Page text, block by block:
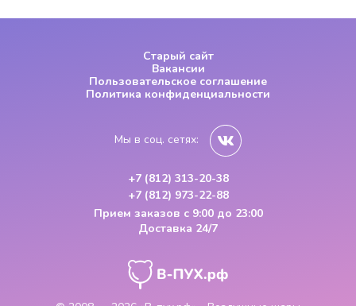
Старый сайт
Вакансии
Пользовательское соглашение
Политика конфиденциальности
Мы в соц. сетях:
+7 (812) 313-20-38
+7 (812) 973-22-88
Прием заказов с 9:00 до 23:00
Доставка 24/7